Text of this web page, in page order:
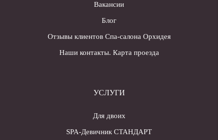
Вакансии
Блог
Отзывы клиентов Спа-салона Орхидея
Наши контакты. Карта проезда
УСЛУГИ
Для двоих
SPA-Девичник СТАНДАРТ